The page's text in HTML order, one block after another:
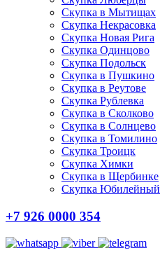
Скупка в Мытищах
Скупка Некрасовка
Скупка Новая Рига
Скупка Одинцово
Скупка Подольск
Скупка в Пушкино
Скупка в Реутове
Скупка Рублевка
Скупка в Сколково
Скупка в Солнцево
Скупка в Томилино
Скупка Троицк
Скупка Химки
Скупка в Щербинке
Скупка Юбилейный
+7 926 0000 354